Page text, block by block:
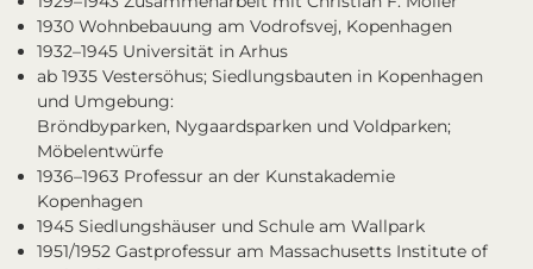
1930 Wohnbebauung am Vodrofsvej, Kopenhagen
1932–1945 Universität in Arhus
ab 1935 Vestersöhus; Siedlungsbauten in Kopenhagen
und Umgebung:
Bröndbyparken, Nygaardsparken und Voldparken;
Möbelentwürfe
1936–1963 Professur an der Kunstakademie
Kopenhagen
1945 Siedlungshäuser und Schule am Wallpark
1951/1952 Gastprofessur am Massachusetts Institute of